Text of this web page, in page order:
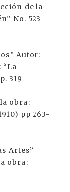
de la
No. 523
Autor:
319
obra:
pp 263-
Artes”
obra: